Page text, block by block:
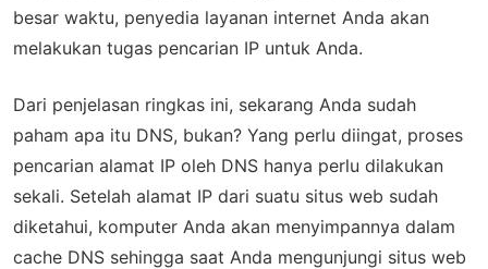
besar waktu, penyedia layanan internet Anda akan
melakukan tugas pencarian IP untuk Anda.
Dari penjelasan ringkas ini, sekarang Anda sudah
paham apa itu DNS, bukan? Yang perlu diingat, proses
pencarian alamat IP oleh DNS hanya perlu dilakukan
sekali. Setelah alamat IP dari suatu situs web sudah
diketahui, komputer Anda akan menyimpannya dalam
cache DNS sehingga saat Anda mengunjungi situs web